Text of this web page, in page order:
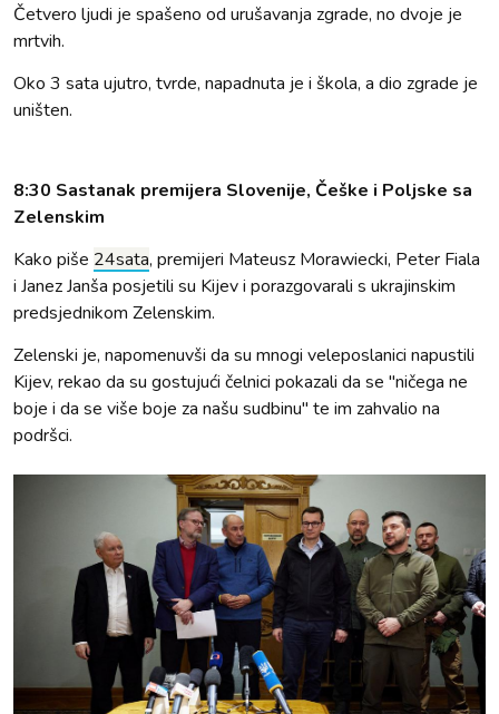
Četvero ljudi je spašeno od urušavanja zgrade, no dvoje je
mrtvih.
Oko 3 sata ujutro, tvrde, napadnuta je i škola, a dio zgrade je
uništen.
8:30 Sastanak premijera Slovenije, Češke i Poljske sa
Zelenskim
Kako piše 24sata, premijeri Mateusz Morawiecki, Peter Fiala
i Janez Janša posjetili su Kijev i porazgovarali s ukrajinskim
predsjednikom Zelenskim.
Zelenski je, napomenuvši da su mnogi veleposlanici napustili
Kijev, rekao da su gostujući čelnici pokazali da se "ničega ne
boje i da se više boje za našu sudbinu" te im zahvalio na
podršci.